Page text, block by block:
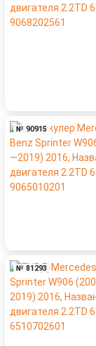
№ 90915
№ 81293